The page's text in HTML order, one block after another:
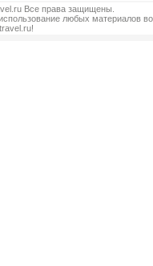
Все права защищены.
любых материалов